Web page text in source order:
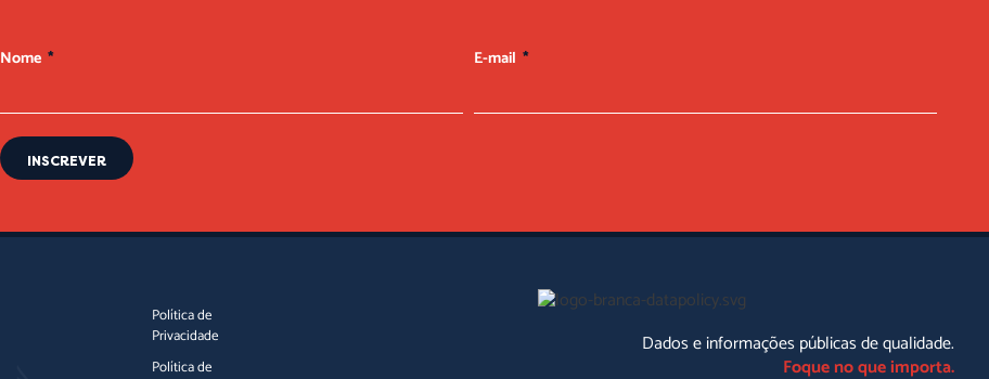
Nome E-mail
INSCREVER
Política de
Privacidade
Política de
Dados e informações públicas de qualidade.
Foque no que importa.